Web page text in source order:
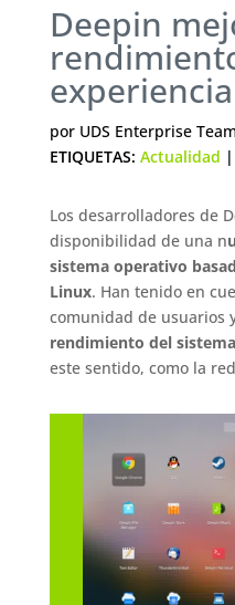
Deepin
por UDS Enterprise Team
ETIQUETAS: Actualidad |
Los desarrolladores de
disponibilidad de una n
sistema operativo
Linux. Han tenido en
comunidad de usuarios
rendimiento del sistema
este sentido, como la